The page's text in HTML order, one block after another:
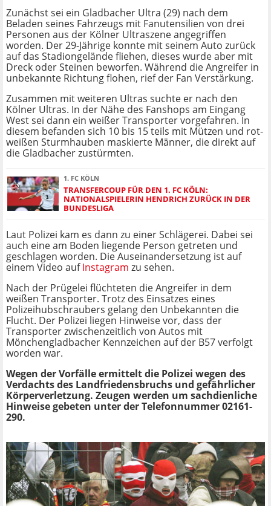
Zunächst sei ein Gladbacher Ultra (29) nach dem
Beladen seines Fahrzeugs mit Fanutensilien von drei
Personen aus der Kölner Ultraszene angegriffen
worden. Der 29-Jährige konnte mit seinem Auto zurück
auf das Stadiongelände fliehen, dieses wurde aber mit
Dreck oder Steinen beworfen. Während die Angreifer in
unbekannte Richtung flohen, rief der Fan Verstärkung.
Zusammen mit weiteren Ultras suchte er nach den
Kölner Ultras. In der Nähe des Fanshops am Eingang
West sei dann ein weißer Transporter vorgefahren. In
diesem befanden sich 10 bis 15 teils mit Mützen und rot-
weißen Sturmhauben maskierte Männer, die direkt auf
die Gladbacher zustürmten.
1. FC KÖLN
TRANSFERCOUP FÜR DEN 1. FC KÖLN:
NATIONALSPIELERIN HENDRICH ZURÜCK IN DER
BUNDESLIGA
Laut Polizei kam es dann zu einer Schlägerei. Dabei sei
auch eine am Boden liegende Person getreten und
geschlagen worden. Die Auseinandersetzung ist auf
einem Video aufInstagram zu sehen.
Nach der Prügelei flüchteten die Angreifer in dem
weißen Transporter. Trotz des Einsatzes eines
Polizeihubschraubers gelang den Unbekannten die
Flucht. Der Polizei liegen Hinweise vor, dass der
Transporter zwischenzeitlich von Autos mit
Mönchengladbacher Kennzeichen auf der B57 verfolgt
worden war.
Wegen der Vorfälle ermittelt die Polizei wegen des
Verdachts des Landfriedensbruchs und gefährlicher
Körperverletzung. Zeugen werden um sachdienliche
Hinweise gebeten unter der Telefonnummer 02161-
290.